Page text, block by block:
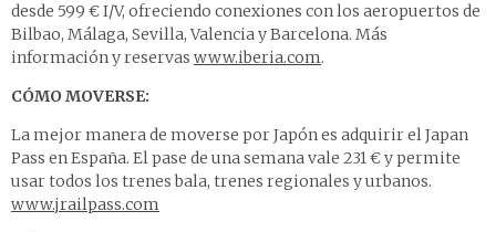
desde 599 € I/V, ofreciendo conexiones con los aeropuertos de
Bilbao, Málaga, Sevilla, Valencia y Barcelona. Más
información y reservas www.iberia.com.
CÓMO MOVERSE:
La mejor manera de moverse por Japón es adquirir el Japan
Pass en España. El pase de una semana vale 231 € y permite
usar todos los trenes bala, trenes regionales y urbanos.
www.jrailpass.com